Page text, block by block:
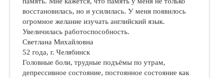
восстановилась, но и усилилась. У меня появилось
огромное желание изучать английский язык.
Увеличилась работоспособность.
Светлана Михайловна
52 года, г. Челябинск
Головные боли, трудные подъёмы по утрам,
депрессивное состояние, постоянное состояние как